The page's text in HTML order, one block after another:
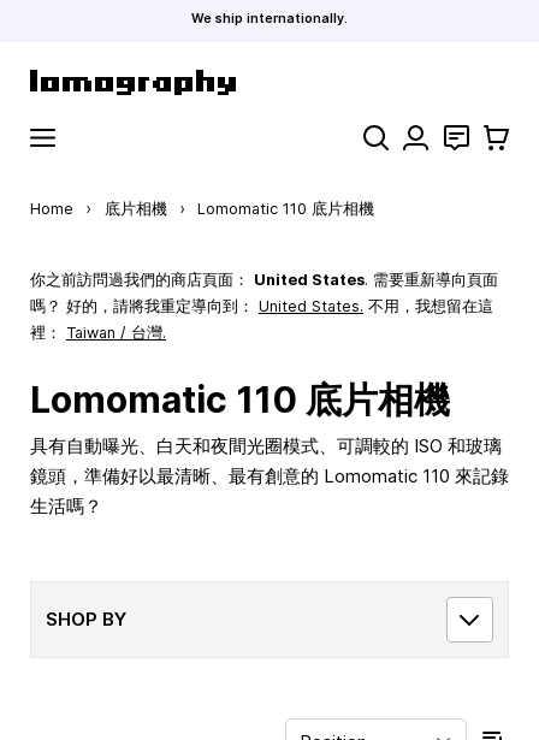
We ship internationally.
Search 聯絡 購物車
Home › 底片相機 › Lomomatic 110 底片相機
你之前訪問過我們的商店頁面： United States. 需要重新導向頁面
嗎？ 好的，請將我重定導向到： United States. 不用，我想留在這
裡： Taiwan / 台灣.
Lomomatic 110 底片相機
具有自動曝光、白天和夜間光圈模式、可調較的 ISO 和玻璃
鏡頭，準備好以最清晰、最有創意的 Lomomatic 110 來記錄
生活嗎？
SHOP BY